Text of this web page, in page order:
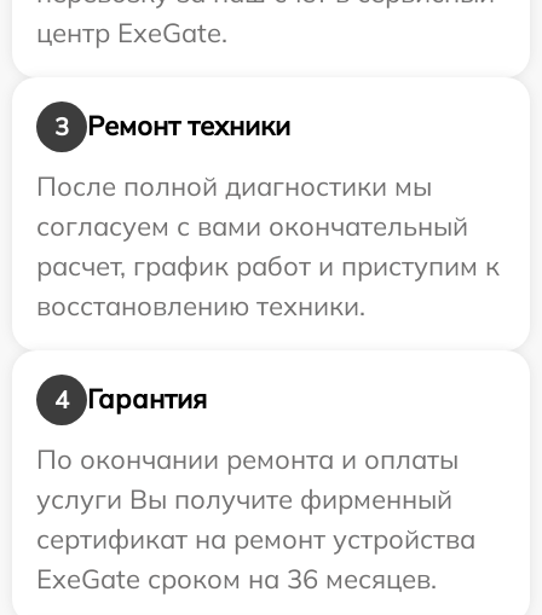
центр ExeGate.
3
Ремонт техники
После полной диагностики мы
согласуем с вами окончательный
расчет, график работ и приступим к
восстановлению техники.
4
Гарантия
По окончании ремонта и оплаты
услуги Вы получите фирменный
сертификат на ремонт устройства
ExeGate сроком на 36 месяцев.